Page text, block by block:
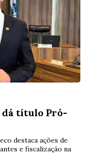
dá título Pró-
destaca ações de
e fiscalização na